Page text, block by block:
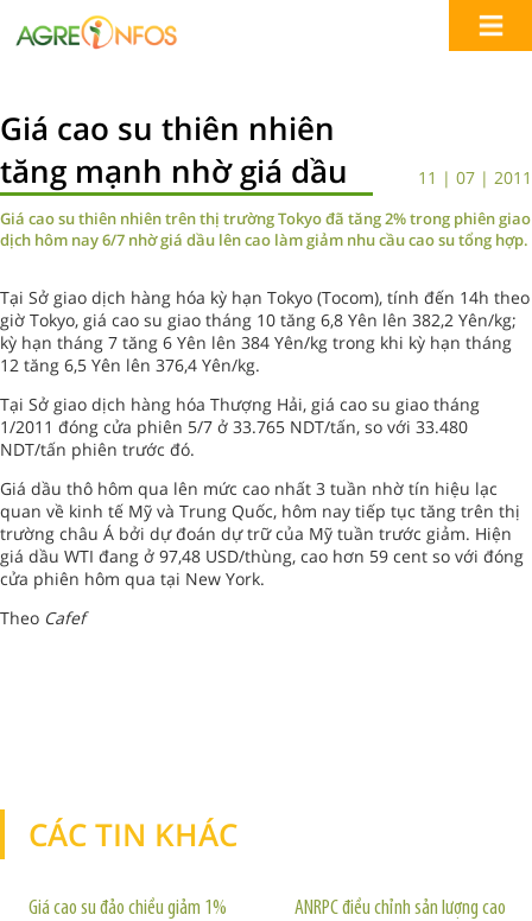
Giá cao su thiên nhiên
tăng mạnh nhờ giá dầu
11 | 07 | 2011
Giá cao su thiên nhiên trên thị trường Tokyo đã tăng 2% trong phiên giao
dịch hôm nay 6/7 nhờ giá dầu lên cao làm giảm nhu cầu cao su tổng hợp.
Tại Sở giao dịch hàng hóa kỳ hạn Tokyo (Tocom), tính đến 14h theo
giờ Tokyo, giá cao su giao tháng 10 tăng 6,8 Yên lên 382,2 Yên/kg;
kỳ hạn tháng 7 tăng 6 Yên lên 384 Yên/kg trong khi kỳ hạn tháng
12 tăng 6,5 Yên lên 376,4 Yên/kg.
Tại Sở giao dịch hàng hóa Thượng Hải, giá cao su giao tháng
1/2011 đóng cửa phiên 5/7 ở 33.765 NDT/tấn, so với 33.480
NDT/tấn phiên trước đó.
Giá dầu thô hôm qua lên mức cao nhất 3 tuần nhờ tín hiệu lạc
quan về kinh tế Mỹ và Trung Quốc, hôm nay tiếp tục tăng trên thị
trường châu Á bởi dự đoán dự trữ của Mỹ tuần trước giảm. Hiện
giá dầu WTI đang ở 97,48 USD/thùng, cao hơn 59 cent so với đóng
cửa phiên hôm qua tại New York.
Theo Cafef
CÁC TIN KHÁC
Giá cao su đảo chiều giảm 1%
ANRPC điều chỉnh sản lượng cao